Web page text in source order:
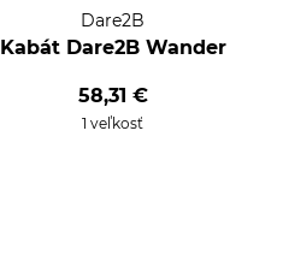
Dare2B
Kabát Dare2B Wander
58,31 €
1 veľkosť